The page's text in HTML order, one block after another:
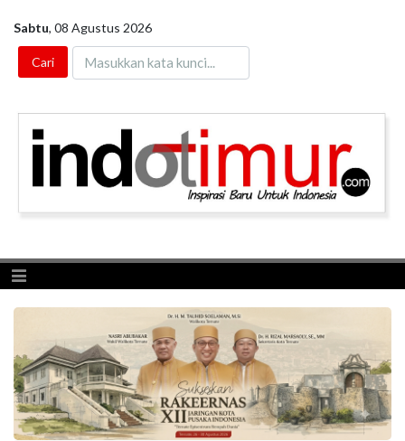
Sabtu, 08 Agustus 2026
Toggle navigation